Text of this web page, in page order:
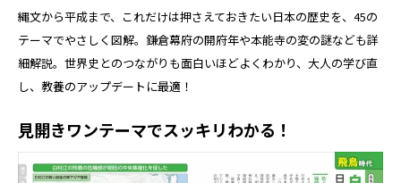
縄文から平成まで、これだけは押さえておきたい日本の歴史を、45の
テーマでやさしく図解。鎌倉幕府の開府年や本能寺の変の謎なども詳
細解説。世界史とのつながりも面白いほどよくわかり、大人の学び直
し、教養のアップデートに最適！
見開きワンテーマでスッキリわかる！